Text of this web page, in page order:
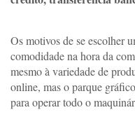
Os motivos de se escolher
comodidade na hora da
mesmo à variedade de
online, mas o parque
para operar todo o